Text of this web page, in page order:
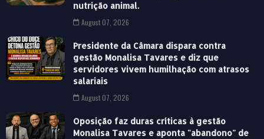
nutrição animal.
August 07, 2026
Presidente da Câmara dispara contra
gestão Monalisa Tavares e diz que
servidores vivem humilhação com atrasos
salariais
August 07, 2026
Oposição faz duras críticas à gestão
Monalisa Tavares e aponta "abandono" de